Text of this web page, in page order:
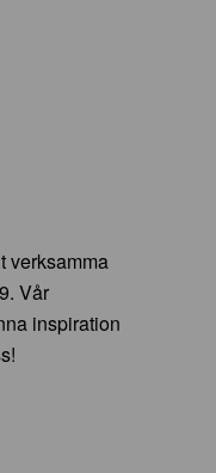
verksamma
Vår
inspiration